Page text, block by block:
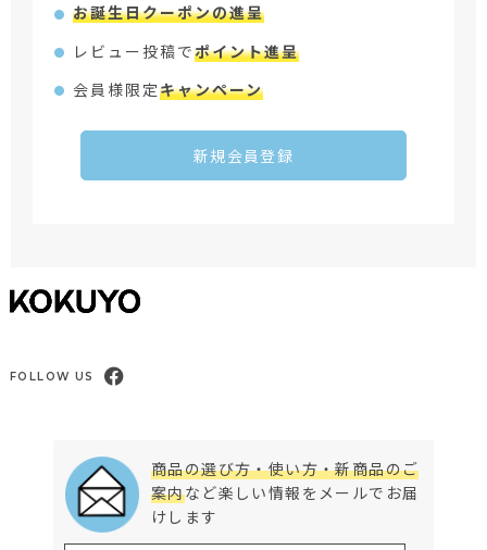
お誕生日クーポンの進呈
レビュー投稿でポイント進呈
会員様限定キャンペーン
新規会員登録
FOLLOW US
商品の選び方・使い方・新商品のご
案内など楽しい情報をメールでお届
けします